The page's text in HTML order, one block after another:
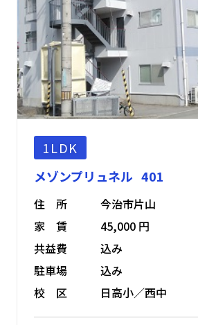
1LDK
メゾンプリュネル 401
住 所
今治市片山
家 賃
45,000 円
共益費
込み
駐車場
込み
校 区
日高小／西中